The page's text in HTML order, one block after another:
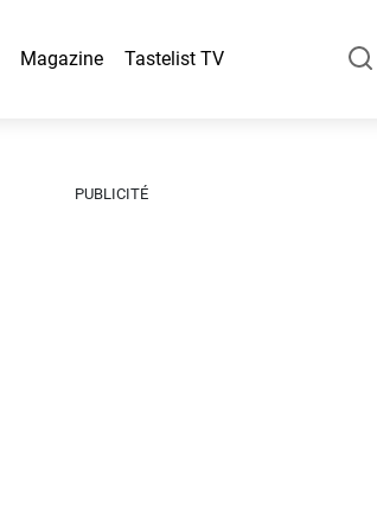
Magazine Tastelist TV
PUBLICITÉ